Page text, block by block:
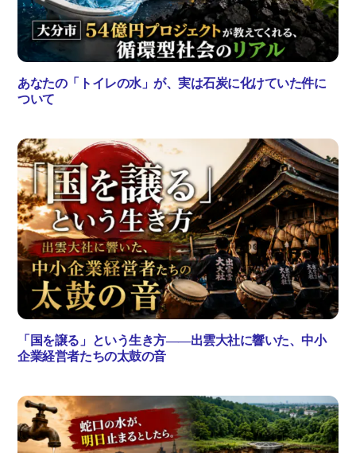
あなたの「トイレの水」が、実は石炭に化けていた件に
ついて
「国を譲る」という生き方――出雲大社に響いた、中小
企業経営者たちの太鼓の音